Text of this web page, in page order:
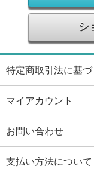
シ
特定商取引法に基づ
マイアカウント
お問い合わせ
支払い方法について